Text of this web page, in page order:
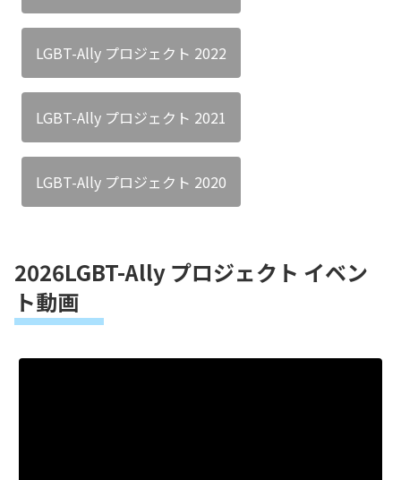
LGBT-Ally プロジェクト 2022
LGBT-Ally プロジェクト 2021
LGBT-Ally プロジェクト 2020
2026LGBT-Ally プロジェクト イベン
ト動画